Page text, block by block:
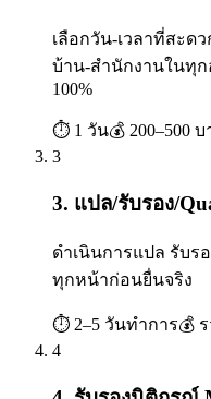
เลือกวัน-เวลาที่สะด
บ้าน-สำนักงานในทุก
100%
⏱ 1 วัน💰 200–500
3
3. แปล/รับรอง/
ดำเนินการแปล รับ
ทุกหน้าก่อนยื่นจริง
⏱ 2–5 วันทำการ💰
4